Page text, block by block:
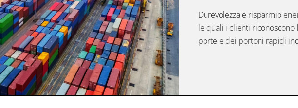
Durevolezza e risparmio
le quali i clienti riconoscono
porte e dei portoni rapidi